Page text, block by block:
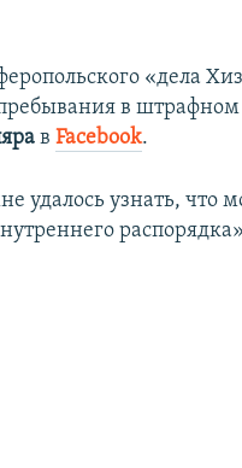
«дела
в штрафном
вFacebook.
удалось узнать, что